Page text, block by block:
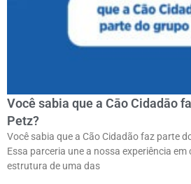
Você sabia que a Cāo Cidadāo
Petz?
Você sabia que a Cão Cidadão faz parte
Essa parceria une a nossa experiência
estrutura de uma das